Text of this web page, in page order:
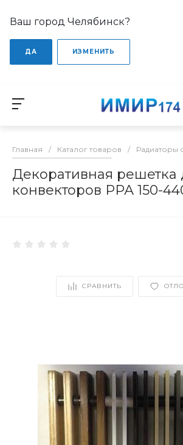
Ваш город Челябинск?
ДА ИЗМЕНИТЬ
Главная / Каталог товаров / Радиаторы
Декоративная решетка
конвекторов РРА 150-
СРАВНИТЬ